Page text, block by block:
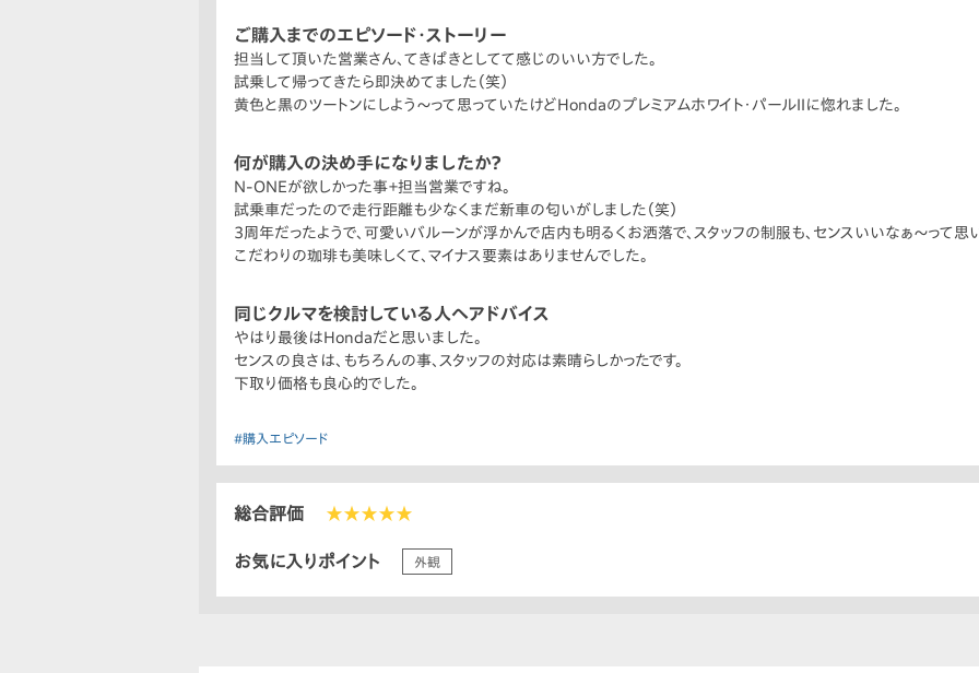
ご購入までのエピソード・ストーリー
担当して頂いた営業さん、てきぱきとしてて感じのいい方でした。
試乗して帰ってきたら即決めてました（笑）
黄色と黒のツートンにしよう〜って思っていたけどHondaのプレミアムホワイト・パールIIに惚れました。
何が購入の決め手になりましたか？
N-ONEが欲しかった事＋担当営業ですね。
試乗車だったので走行距離も少なくまだ新車の匂いがしました（笑）
3周年だったようで、可愛いバルーンが浮かんで店内も明るくお洒落で、スタッフの制服も、センスいいなぁ〜って思
こだわりの珈琲も美味しくて、マイナス要素はありませんでした。
同じクルマを検討している人へアドバイス
やはり最後はHondaだと思いました。
センスの良さは、もちろんの事、スタッフの対応は素晴らしかったです。
下取り価格も良心的でした。
#購入エピソード
総合評価 ★★★★★
お気に入りポイント 外観